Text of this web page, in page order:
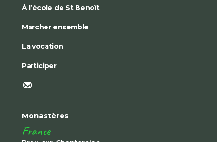
À l’école de St Benoît
Marcher ensemble
La vocation
Participer
Monastères
France